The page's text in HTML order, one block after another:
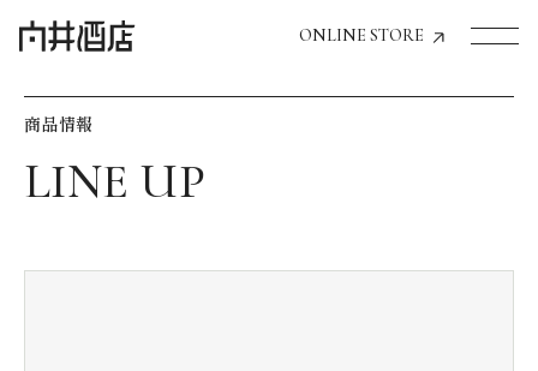
ONLINE STORE
飲食店経営のお客様
商品情報